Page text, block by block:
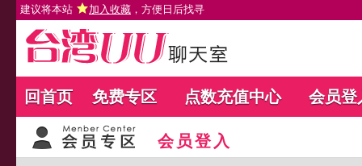
建议将本站 加入收藏 ，方便日后找寻
回首页 免费专区 点数充值中心 会员登
会员登入